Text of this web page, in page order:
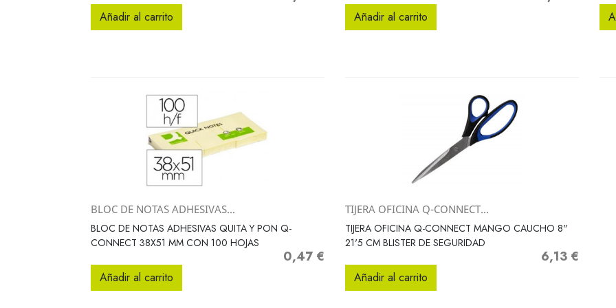
Añadir al carrito Añadir al carrito
Vista rápida
BLOC DE NOTAS ADHESIVAS...
BLOC DE NOTAS ADHESIVAS QUITA Y PON Q-
CONNECT 38X51 MM CON 100 HOJAS
Precio
0,47 €
Añadir al carrito
Vista rápida
TIJERA OFICINA Q-CONNECT...
TIJERA OFICINA Q-CONNECT MANGO CAUCHO 8"
21'5 CM BLISTER DE SEGURIDAD
Precio
6,13 €
Añadir al carrito